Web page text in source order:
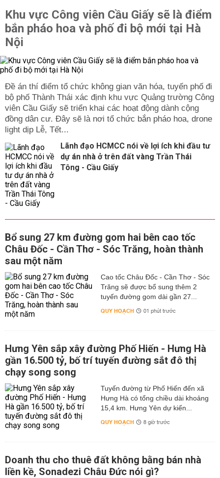
Khu vực Công viên Cầu Giấy sẽ là điểm
bắn pháo hoa và phố đi bộ mới tại Hà
Nội
Đề án thí điểm tổ chức không gian văn hóa, tuyến phố đi
bộ phố Thành Thái xác định khu vực Quảng trường Công
viên Cầu Giấy sẽ triển khai các hoạt động dành cộng
đồng dân cư. Đây sẽ là nơi tổ chức bắn pháo hoa, drone
light dịp Lễ, Tết...
Lãnh đạo HCMCC nói về lợi ích khi đầu tư
dự án nhà ở trên đất vàng Trần Thái
Tông - Cầu Giấy
Bổ sung 27 km đường gom hai bên cao tốc
Châu Đốc - Cần Thơ - Sóc Trăng, hoàn thành
sau một năm
Cao tốc Châu Đốc - Cần Thơ - Sóc
Trăng sẽ được bổ sung thêm 2
tuyến đường gom dài gần 27...
QUY HOẠCH 01 phút trước
Hưng Yên sắp xây đường Phố Hiến - Hưng Hà
gần 16.500 tỷ, bố trí tuyến đường sắt đô thị
chạy song song
Tuyến đường từ Phố Hiến đến xã
Hưng Hà có tổng chiều dài khoảng
15,4 km. Hưng Yên dự kiến...
QUY HOẠCH 8 giờ trước
Doanh thu cho thuê đất không bằng bán nhà
liền kề, Sonadezi Châu Đức nói gì?